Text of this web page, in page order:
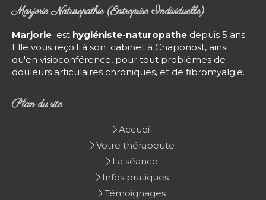
Marjorie Naturopathie (Entreprise Individuelle)
Marjorie est hygiéniste-naturopathe depuis 5 ans.
Elle vous reçoit à son cabinet à Chaponost, ainsi
qu'en visioconférence, pour tout problèmes de
douleurs articulaires chroniques, et de fibromyalgie.
Plan du site
Accueil
Votre thérapeute
La séance
Infos pratiques
Témoignages